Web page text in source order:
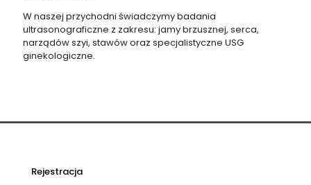
W naszej przychodni świadczymy badania
ultrasonograficzne z zakresu: jamy brzusznej, serca,
narządów szyi, stawów oraz specjalistyczne USG
ginekologiczne.
Rejestracja